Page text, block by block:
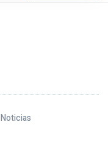
Noticias